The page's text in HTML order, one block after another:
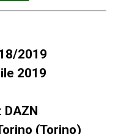
2019
2019
DAZN
(Torino)